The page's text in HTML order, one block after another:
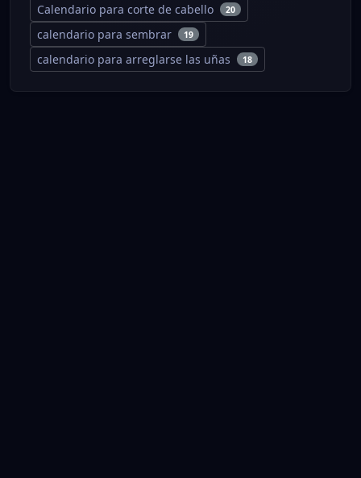
Calendario para corte de cabello 20
calendario para sembrar 19
calendario para arreglarse las uñas 18